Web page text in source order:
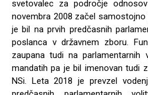
svetovalec za področje
novembra 2008 začel
je bil na prvih predčasnih
poslanca v državnem zboru.
zaupana tudi na parlamentarnih
mandatih pa je bil imenovan tudi
NSi. Leta 2018 je prevzel